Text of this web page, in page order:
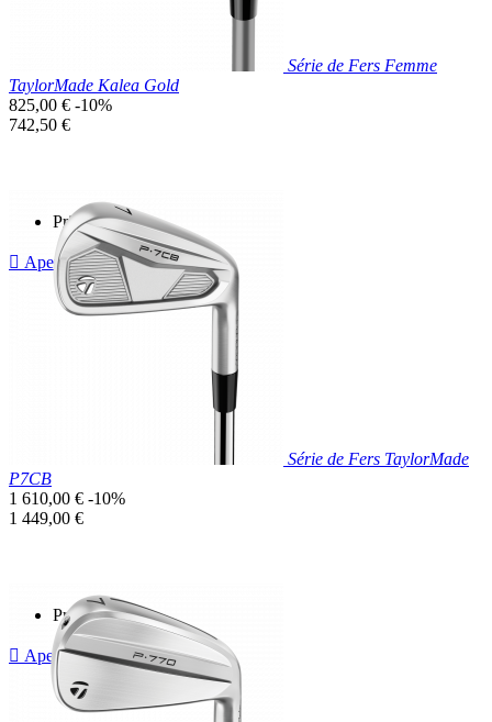
Série de Fers Femme
TaylorMade Kalea Gold
Prix
de
825,00 € -10%
Prix
742,50 €
Prix réduit
 Aperçu rapide
Série de Fers TaylorMade
P7CB
Prix
de
1 610,00 € -10%
Prix
1 449,00 €
Prix réduit
 Aperçu rapide